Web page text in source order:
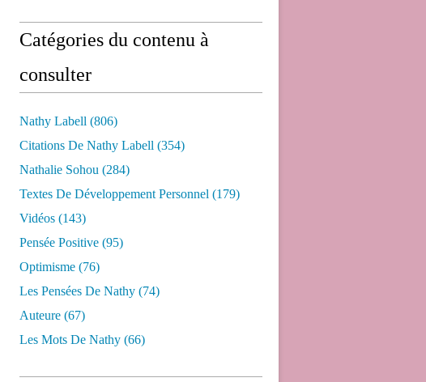
Catégories du contenu à
consulter
Nathy Labell (806)
Citations De Nathy Labell (354)
Nathalie Sohou (284)
Textes De Développement Personnel (179)
Vidéos (143)
Pensée Positive (95)
Optimisme (76)
Les Pensées De Nathy (74)
Auteure (67)
Les Mots De Nathy (66)